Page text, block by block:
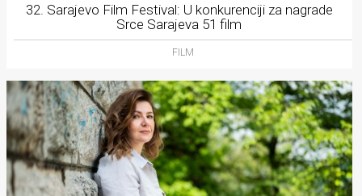
32. Sarajevo Film Festival: U konkurenciji za nagrade
Srce Sarajeva 51 film
FILM